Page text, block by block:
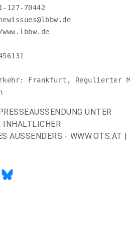
70442
Frankfurt, Regulierter
UNTER
INHALTLICHER
AUSSENDERS - WWW.OTS.AT |